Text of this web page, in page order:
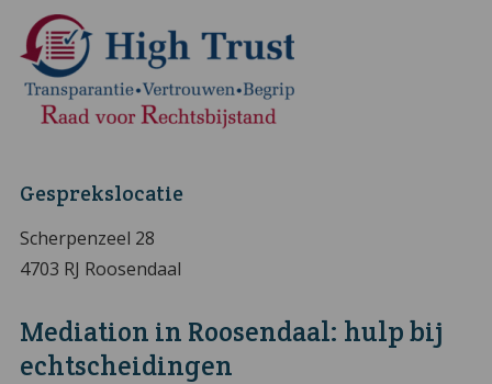
Mediation in Roosendaal: hulp bij
echtscheidingen
Gesprekslocatie
Scherpenzeel 28
4703 RJ Roosendaal